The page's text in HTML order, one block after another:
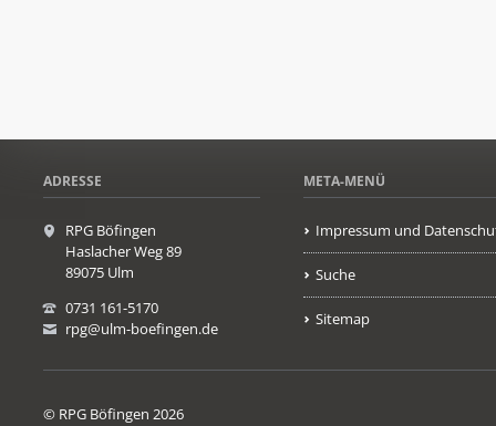
ADRESSE
RPG Böfingen
Haslacher Weg 89
89075 Ulm
0731 161-5170
rpg@ulm-boefingen.de
META-MENÜ
Impressum und
Suche
Sitemap
© RPG Böfingen 2026